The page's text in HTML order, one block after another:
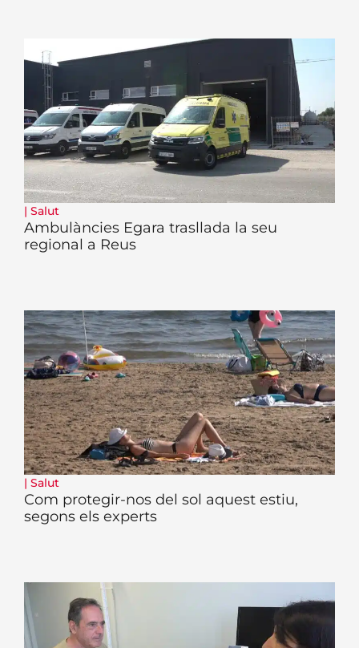
| Salut
Ambulàncies Egara trasllada la seu
regional a Reus
| Salut
Com protegir-nos del sol aquest estiu,
segons els experts